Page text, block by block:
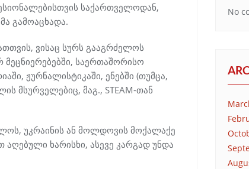
საქართველოდან,
გამოაცხადა.
ვისაც სურს გააგრძელოს
საერთაშორისო
ჟურნალისტიკაში, ენებში (თუმცა,
მსურველებიც, მაგ., STEAM-თან
უკრაინის ან მოლდოვის მოქალაქე
ხარისხი, ასევე კარგად უნდა
No